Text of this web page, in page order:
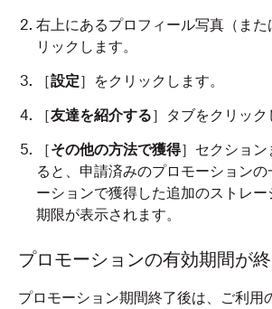
右上にあるプロフィール写真（また
リックします。
［設定］をクリックします。
［友達を紹介する］タブをクリック
［その他の方法で獲得］セクション
ると、申請済みのプロモーション
ーションで獲得した追加のストレ
期限が表示されます。
プロモーションの有効期間が
プロモーション期間終了後は、ご利用